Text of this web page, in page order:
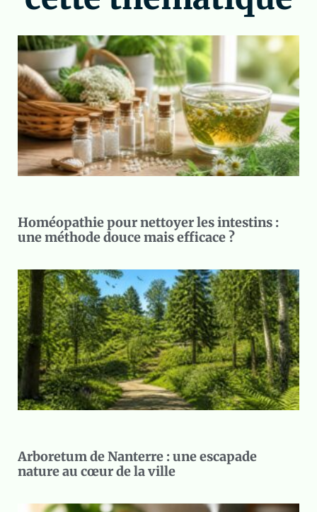
Homéopathie pour nettoyer les intestins :
une méthode douce mais efficace ?
Arboretum de Nanterre : une escapade
nature au cœur de la ville